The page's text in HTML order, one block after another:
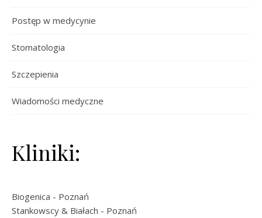
Postęp w medycynie
Stomatologia
Szczepienia
Wiadomości medyczne
Kliniki:
Biogenica - Poznań
Stankowscy & Białach - Poznań